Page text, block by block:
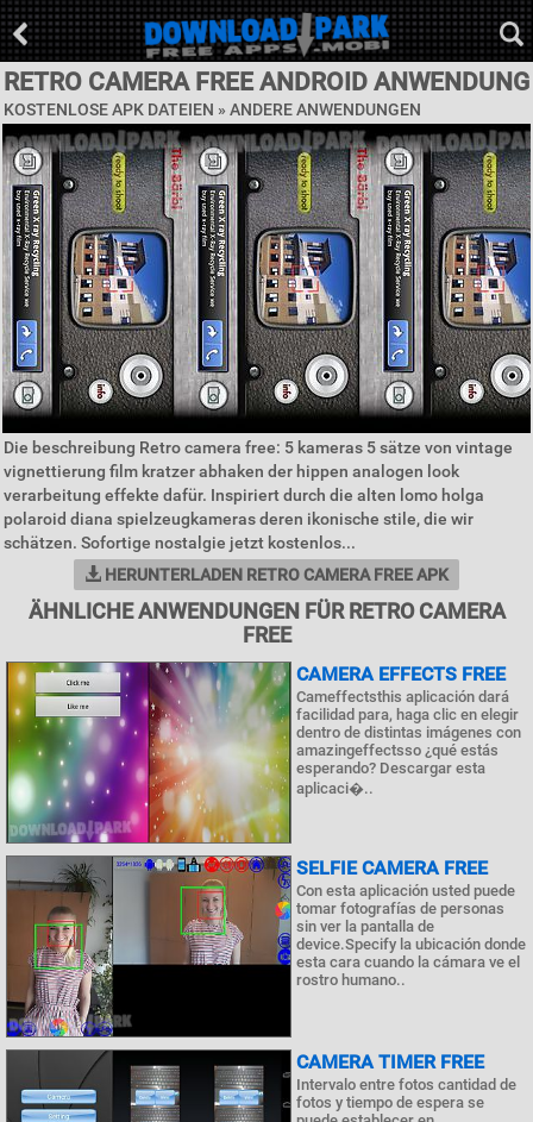
RETRO CAMERA FREE ANDROID ANWENDUNG
KOSTENLOSE APK DATEIEN » ANDERE ANWENDUNGEN
Die beschreibung Retro camera free: 5 kameras 5 sätze von vintage
vignettierung film kratzer abhaken der hippen analogen look
verarbeitung effekte dafür. Inspiriert durch die alten lomo holga
polaroid diana spielzeugkameras deren ikonische stile, die wir
schätzen. Sofortige nostalgie jetzt kostenlos...
HERUNTERLADEN RETRO CAMERA FREE APK
ÄHNLICHE ANWENDUNGEN FÜR RETRO CAMERA
FREE
CAMERA EFFECTS FREE
Cameffectsthis aplicación dará
facilidad para, haga clic en elegir
dentro de distintas imágenes con
amazingeffectsso ¿qué estás
esperando? Descargar esta
aplicaci�..
SELFIE CAMERA FREE
Con esta aplicación usted puede
tomar fotografías de personas
sin ver la pantalla de
device.Specify la ubicación donde
esta cara cuando la cámara ve el
rostro humano..
CAMERA TIMER FREE
Intervalo entre fotos cantidad de
fotos y tiempo de espera se